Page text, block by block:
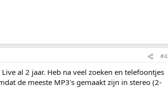
#4
al 2 jaar. Heb na veel zoeken en telefoontjes
de meeste MP3's gemaakt zijn in stereo (2-